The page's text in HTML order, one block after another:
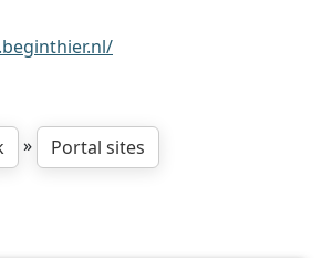
» Portal sites